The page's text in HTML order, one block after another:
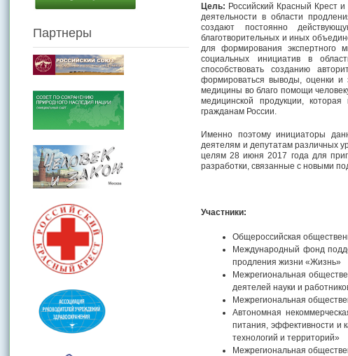
Цель: Российский Красный Крест
деятельности в области
создают постоянно
благотворительных и иных
для формирования экспертного
социальных инициатив в
способствовать созданию
формироваться выводы, оценки и
медицины во благо помощи
медицинской продукции,
гражданам России.
Именно поэтому инициаторы
деятелям и депутатам различных
целям 28 июня 2017 года для
разработки, связанные с новыми
Участники:
Общероссийская
Международный фонд
продления жизни «Жизнь»
Межрегиональная
деятелей науки и
Межрегиональная
Автономная
питания, эффективности и
технологий и территорий»
Межрегиональная
Партнеры